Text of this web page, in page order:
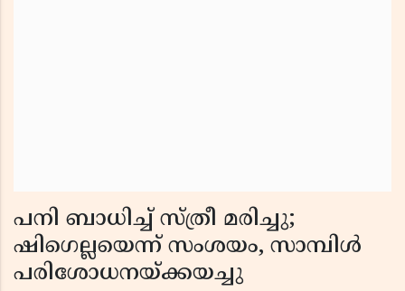
പനി ബാധിച്ച് സ്ത്രീ മരിച്ചു;
ഷിഗെല്ലയെന്ന് സംശയം, സാമ്പിൾ
പരിശോധനയ്ക്കയച്ചു